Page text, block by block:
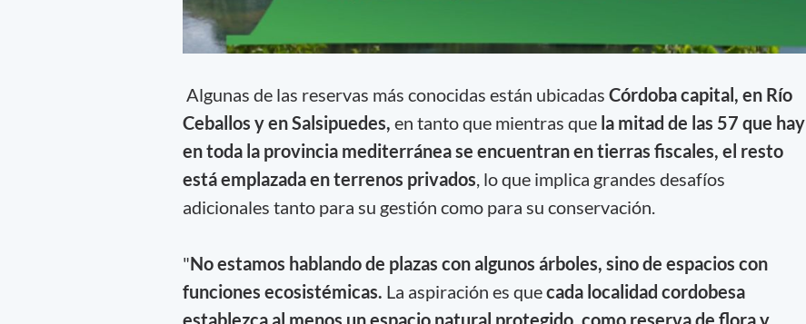
Algunas de las reservas más conocidas están ubicadas Córdoba capital, en Río
Ceballos y en Salsipuedes, en tanto que mientras que la mitad de las 57 que hay
en toda la provincia mediterránea se encuentran en tierras fiscales, el resto
está emplazada en terrenos privados, lo que implica grandes desafíos
adicionales tanto para su gestión como para su conservación.
"No estamos hablando de plazas con algunos árboles, sino de espacios con
funciones ecosistémicas. La aspiración es quecada localidad cordobesa
establezca al menos un espacio natural protegido, como reserva de flora y